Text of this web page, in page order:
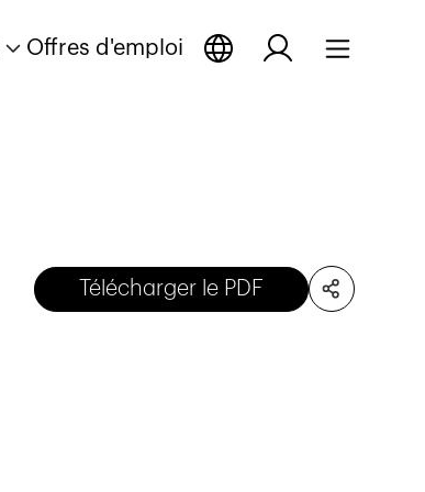
Offres d'emploi
Télécharger le PDF